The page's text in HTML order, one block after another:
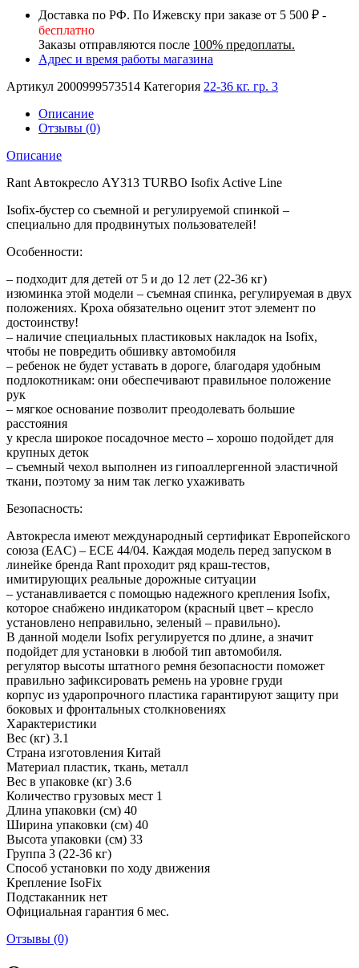
blackДоставка по РФ. По Ижевску при заказе от 5 500 ₽ -
бесплатно
Заказы отправляются после 100% предоплаты.
Адрес и время работы магазина
Артикул 2000999573514 Категория 22-36 кг. гр. 3
Описание
Отзывы (0)
Описание
Rant Автокресло AY313 TURBO Isofix Active Line
Isofix-бустер со съемной и регулируемой спинкой –
специально для продвинутых пользователей!
Особенности:
– подходит для детей от 5 и до 12 лет (22-36 кг)
изюминка этой модели – съемная спинка, регулируемая в двух
положениях. Кроха обязательно оценит этот элемент по
достоинству!
– наличие специальных пластиковых накладок на Isofix,
чтобы не повредить обшивку автомобиля
– ребенок не будет уставать в дороге, благодаря удобным
подлокотникам: они обеспечивают правильное положение
рук
– мягкое основание позволит преодолевать большие
расстояния
у кресла широкое посадочное место – хорошо подойдет для
крупных деток
– съемный чехол выполнен из гипоаллергенной эластичной
ткани, поэтому за ним так легко ухаживать
Безопасность:
Автокресла имеют международный сертификат Европейского
союза (EAC) – ECE 44/04. Каждая модель перед запуском в
линейке бренда Rant проходит ряд краш-тестов,
имитирующих реальные дорожные ситуации
– устанавливается с помощью надежного крепления Isofix,
которое снабжено индикатором (красный цвет – кресло
установлено неправильно, зеленый – правильно).
В данной модели Isofix регулируется по длине, а значит
подойдет для установки в любой тип автомобиля.
регулятор высоты штатного ремня безопасности поможет
правильно зафиксировать ремень на уровне груди
корпус из ударопрочного пластика гарантируют защиту при
боковых и фронтальных столкновениях
Характеристики
Вес (кг) 3.1
Страна изготовления Китай
Материал пластик, ткань, металл
Вес в упаковке (кг) 3.6
Количество грузовых мест 1
Длина упаковки (см) 40
Ширина упаковки (см) 40
Высота упаковки (см) 33
Группа 3 (22-36 кг)
Способ установки по ходу движения
Крепление IsoFix
Подстаканник нет
Официальная гарантия 6 мес.
Отзывы (0)